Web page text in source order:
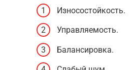
Износостойкость.
Управляемость.
Балансировка.